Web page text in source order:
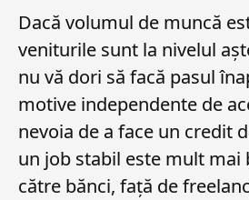
Dacă volumul de muncă
veniturile sunt la nivelul
nu vă dori să facă pasul
motive independente de
nevoia de a face un credit
un job stabil este mult mai
către bănci, față de